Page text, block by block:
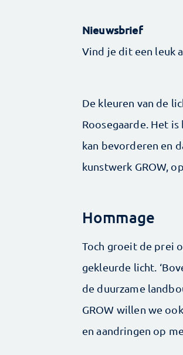
Nieuwsbrief
Vind je dit een leuk
De kleuren van de
Roosegaarde. Het
kan bevorderen en
kunstwerk GROW,
Hommage
Toch groeit de prei
gekleurde licht.
de duurzame
GROW willen we
en aandringen op